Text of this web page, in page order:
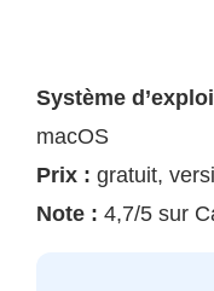
Système
macOS
Prix : gratuit,
Note : 4,7/5 sur